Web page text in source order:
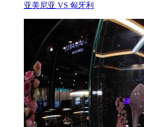
亚美尼亚 VS 匈牙利